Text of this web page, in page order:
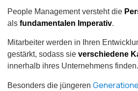
People Management versteht die
als fundamentalen Imperativ.
Mitarbeiter werden in Ihren
gestärkt, sodass sie verschiedene
innerhalb ihres Unternehmens finden.
Besonders die jüngeren